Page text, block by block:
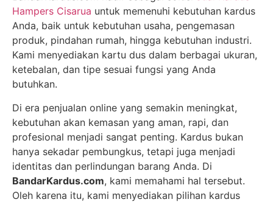
Hampers Cisarua untuk memenuhi kebutuhan kardus
Anda, baik untuk kebutuhan usaha, pengemasan
produk, pindahan rumah, hingga kebutuhan industri.
Kami menyediakan kartu dus dalam berbagai ukuran,
ketebalan, dan tipe sesuai fungsi yang Anda
butuhkan.
Di era penjualan online yang semakin meningkat,
kebutuhan akan kemasan yang aman, rapi, dan
profesional menjadi sangat penting. Kardus bukan
hanya sekadar pembungkus, tetapi juga menjadi
identitas dan perlindungan barang Anda. Di
BandarKardus.com, kami memahami hal tersebut.
Oleh karena itu, kami menyediakan pilihan kardus